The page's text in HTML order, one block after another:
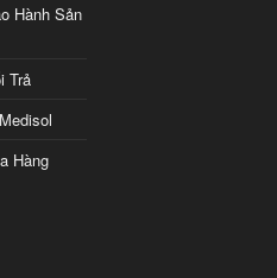
Hành Sản
Trả
Hàng